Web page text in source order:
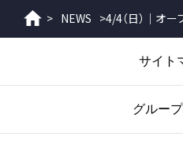
ホーム
> NEWS >4/4（日）｜オ
サイト
グルー